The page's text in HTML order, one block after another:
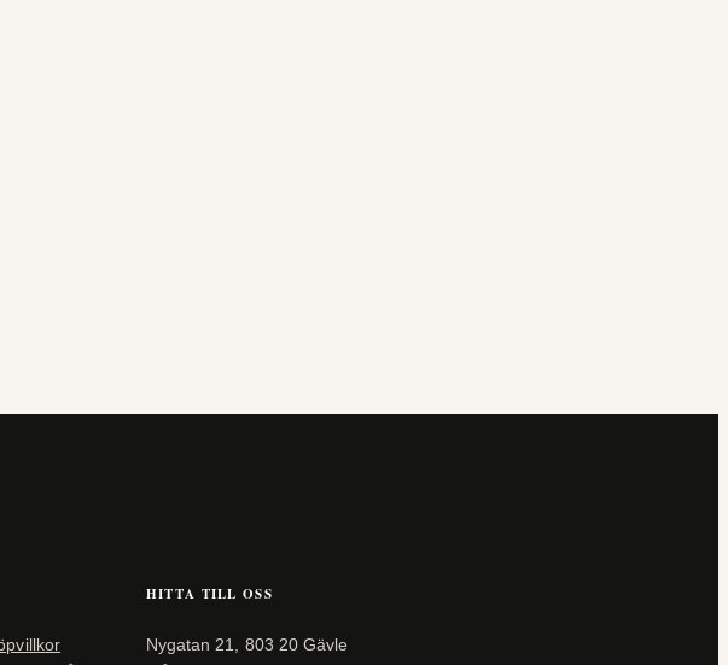
HITTA TILL OSS
Nygatan 21, 803 20 Gävle